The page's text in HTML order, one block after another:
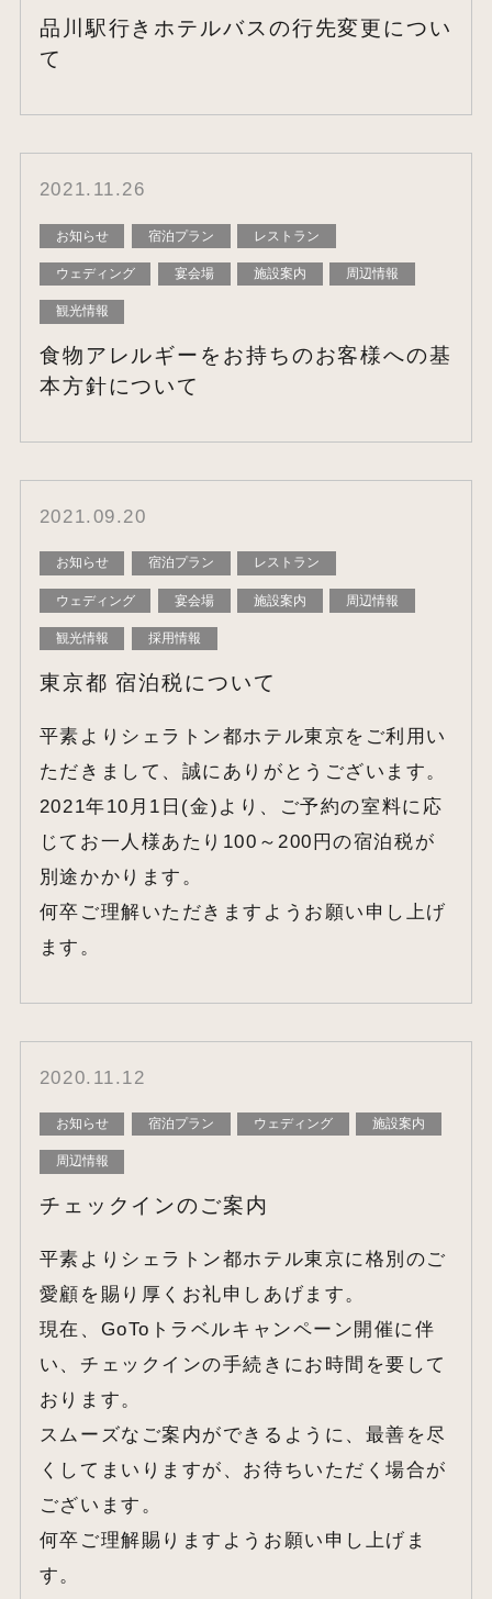
品川駅行きホテルバスの行先変更につい
て
2021.11.26
お知らせ 宿泊プラン レストラン
ウェディング 宴会場 施設案内 周辺情報
観光情報
食物アレルギーをお持ちのお客様への基
本方針について
2021.09.20
お知らせ 宿泊プラン レストラン
ウェディング 宴会場 施設案内 周辺情報
観光情報 採用情報
東京都 宿泊税について
平素よりシェラトン都ホテル東京をご利用い
ただきまして、誠にありがとうございます。
2021年10月1日(金)より、ご予約の室料に応
じてお一人様あたり100～200円の宿泊税が
別途かかります。
何卒ご理解いただきますようお願い申し上げ
ます。
2020.11.12
お知らせ 宿泊プラン ウェディング 施設案内
周辺情報
チェックインのご案内
平素よりシェラトン都ホテル東京に格別のご
愛顧を賜り厚くお礼申しあげます。
現在、GoToトラベルキャンペーン開催に伴
い、チェックインの手続きにお時間を要して
おります。
スムーズなご案内ができるように、最善を尽
くしてまいりますが、お待ちいただく場合が
ございます。
何卒ご理解賜りますようお願い申し上げま
す。